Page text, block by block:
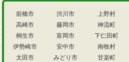
前橋市
高崎市
桐生市
伊勢崎市
太田市
渋川市
藤岡市
富岡市
安中市
みどり市
上野村
神流町
下仁田町
南牧村
甘楽町